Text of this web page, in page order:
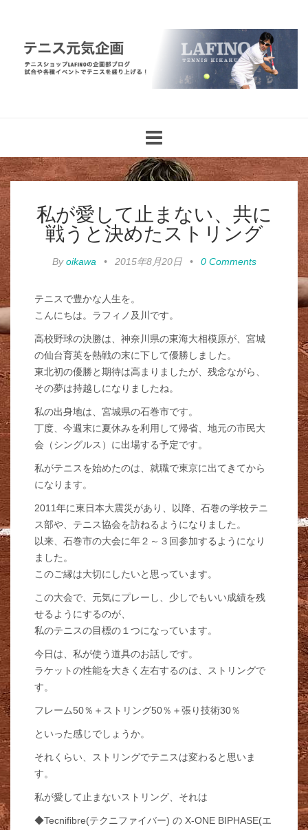
navigation
私が愛して止まない、共に
戦うと決めたストリング
Byoikawa • 2015年8月20日 • 0 Comments
テニスで豊かな人生を。
こんにちは。ラフィノ及川です。
高校野球の決勝は、神奈川県の東海大相模原が、宮城
の仙台育英を熱戦の末に下して優勝しました。
東北初の優勝と期待は高まりましたが、残念ながら、
その夢は持越しになりましたね。
私の出身地は、宮城県の石巻市です。
丁度、今週末に夏休みを利用して帰省、地元の市民大
会（シングルス）に出場する予定です。
私がテニスを始めたのは、就職で東京に出てきてから
になります。
2011年に東日本大震災があり、以降、石巻の学校テニ
ス部や、テニス協会を訪ねるようになりました。
以来、石巻市の大会に年２～３回参加するようになり
ました。
このご縁は大切にしたいと思っています。
この大会で、元気にプレーし、少しでもいい成績を残
せるようにするのが、
私のテニスの目標の１つになっています。
今日は、私が使う道具のお話しです。
ラケットの性能を大きく左右するのは、ストリングで
す。
フレーム50％＋ストリング50％＋張り技術30％
といった感じでしょうか。
それくらい、ストリングでテニスは変わると思いま
す。
私が愛して止まないストリング、それは
◆Tecnifibre(テクニファイバー) の X-ONE BIPHASE(エ